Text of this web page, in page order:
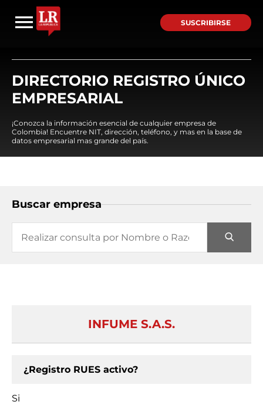
SUSCRIBIRSE
DIRECTORIO REGISTRO ÚNICO
EMPRESARIAL
¡Conozca la información esencial de cualquier empresa de
Colombia! Encuentre NIT, dirección, teléfono, y mas en la base de
datos empresarial mas grande del país.
Buscar empresa
INFUME S.A.S.
¿Registro RUES activo?
Si